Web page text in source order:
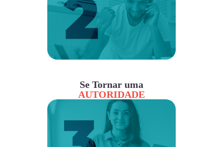
Se Tornar uma
AUTORIDADE